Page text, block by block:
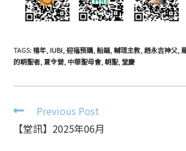
TAGS:禧年, IUBI, 迎福預購, 船錨, 輔理主教, 趙永吉神父,
的朝聖者, 夏令營, 中華聖母會, 朝聖, 堂慶
Continue
Reading
Previous Post
【堂訊】2025年06月